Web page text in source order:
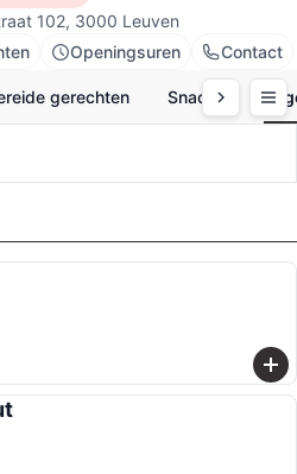
102, 3000 Leuven
Openingsuren Contact
gerechten Snacks